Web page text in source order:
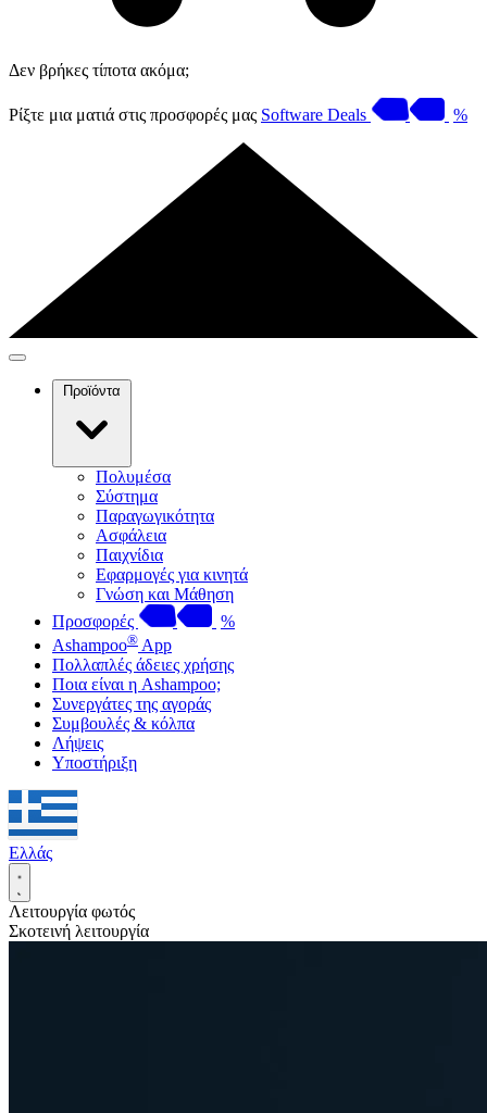
Δεν βρήκες τίποτα ακόμα;
Ρίξτε μια ματιά στις προσφορές μας Software Deals %
Προϊόντα
Πολυμέσα
Σύστημα
Παραγωγικότητα
Ασφάλεια
Παιχνίδια
Εφαρμογές για κινητά
Γνώση και Μάθηση
Προσφορές
%
Ashampoo® App
Πολλαπλές άδειες χρήσης
Ποια είναι η Ashampoo;
Συνεργάτες της αγοράς
Συμβουλές & κόλπα
Λήψεις
Υποστήριξη
Ελλάς
Λειτουργία φωτός
Σκοτεινή λειτουργία